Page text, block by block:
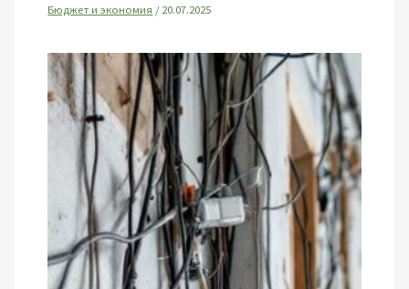
Бюджет и экономия /20.07.2025